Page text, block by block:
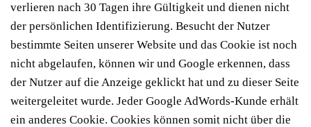
verlieren nach 30 Tagen ihre Gültigkeit und dienen nicht
der persönlichen Identifizierung. Besucht der Nutzer
bestimmte Seiten unserer Website und das Cookie ist noch
nicht abgelaufen, können wir und Google erkennen, dass
der Nutzer auf die Anzeige geklickt hat und zu dieser Seite
weitergeleitet wurde. Jeder Google AdWords-Kunde erhält
ein anderes Cookie. Cookies können somit nicht über die